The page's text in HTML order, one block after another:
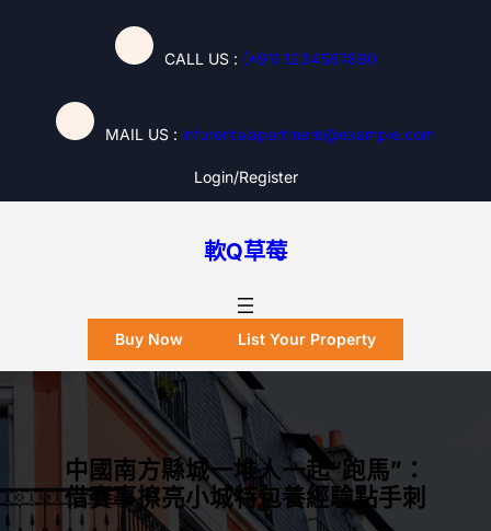
CALL US : (+91) 1234567890
MAIL US : inforentalapartment@example.com
Login/register
軟Q草莓
Buy Now List Your Property
中國南方縣城一堆人一起“跑馬”：
借賽事擦亮小城特包養經驗點手刺